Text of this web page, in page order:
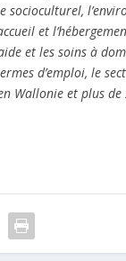
socioculturel,
et
et les soins à
d’emploi, le
Wallonie et plus